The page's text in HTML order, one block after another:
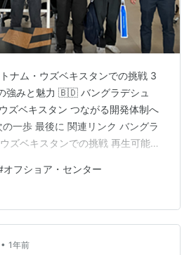
ナム・ウズベキスタンでの挑戦 3
強みと魅力 🇧🇩 バングラデシュ
ベキスタン つながる開発体制へ
一歩 最後に 関連リンク バングラ
ズベキスタンでの挑戦 再生可能エ
ジア新興国の優秀なIT人材ととも
体制構築を推進しています。 ひと
ョア」と聞いて思い浮かぶのは“コ
しれません。でも、今のLooopの開
。 「一緒に未来を創る仲間を、世
オフショア・センター
• 1年前